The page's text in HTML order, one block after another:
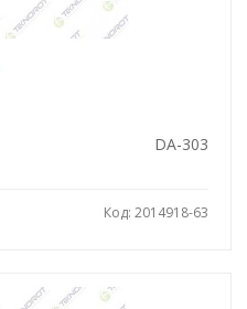
DA-303
Код: 2014918-63